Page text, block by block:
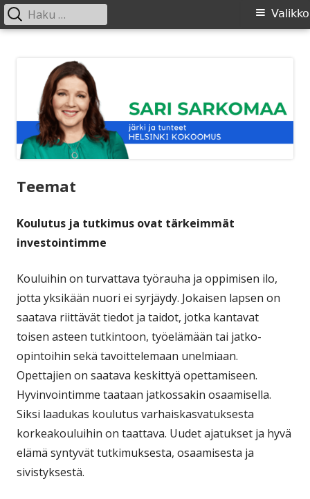
Ensisijainen
Valikko
Haku:
Teemat
Koulutus ja tutkimus ovat tärkeimmät
investointimme
Kouluihin on turvattava työrauha ja oppimisen ilo,
jotta yksikään nuori ei syrjäydy. Jokaisen lapsen on
saatava riittävät tiedot ja taidot, jotka kantavat
toisen asteen tutkintoon, työelämään tai jatko-
opintoihin sekä tavoittelemaan unelmiaan.
Opettajien on saatava keskittyä opettamiseen.
Hyvinvointimme taataan jatkossakin osaamisella.
Siksi laadukas koulutus varhaiskasvatuksesta
korkeakouluihin on taattava. Uudet ajatukset ja hyvä
elämä syntyvät tutkimuksesta, osaamisesta ja
sivistyksestä.